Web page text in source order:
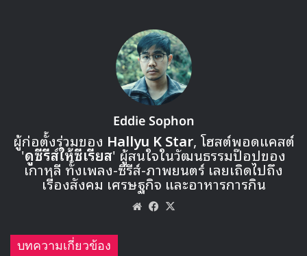
Eddie Sophon
ผู้ก่อตั้งร่วมของ Hallyu K Star, โฮสต์พอดแคสต์
'ดูซีรีส์ให้ซีเรียส' ผู้สนใจในวัฒนธรรมป๊อปของ
เกาหลี ทั้งเพลง-ซีรีส์-ภาพยนตร์ เลยเถิดไปถึง
เรื่องสังคม เศรษฐกิจ และอาหารการกิน
WebsiteFacebook
บทความเกี่ยวข้อง